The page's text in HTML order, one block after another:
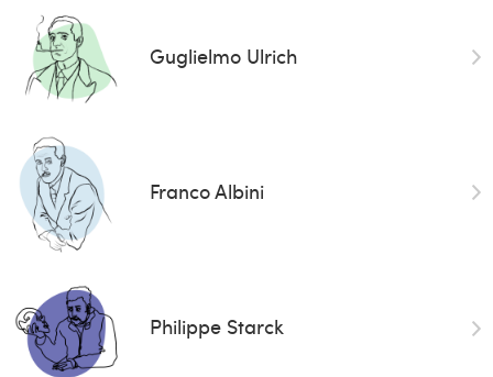
Guglielmo Ulrich
Franco Albini
Philippe Starck